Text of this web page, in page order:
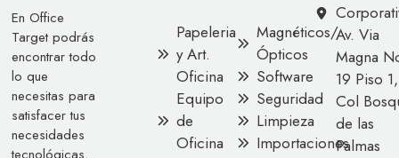
En Office
Target podrás
encontrar todo
lo que
necesitas para
satisfacer tus
necesidades
Papeleria
y Art.
Oficina
Equipo
de
Oficina
Magnéticos/
Ópticos
Software
Seguridad
Limpieza
Importaciones
Av. Via
Magna
19 Piso 1,
Col
de las
Palmas